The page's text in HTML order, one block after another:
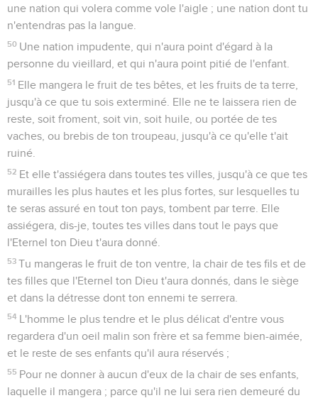
une nation qui volera comme vole l'aigle ; une nation dont tu
n'entendras pas la langue.
50 Une nation impudente, qui n'aura point d'égard à la
personne du vieillard, et qui n'aura point pitié de l'enfant.
51 Elle mangera le fruit de tes bêtes, et les fruits de ta terre,
jusqu'à ce que tu sois exterminé. Elle ne te laissera rien de
reste, soit froment, soit vin, soit huile, ou portée de tes
vaches, ou brebis de ton troupeau, jusqu'à ce qu'elle t'ait
ruiné.
52 Et elle t'assiégera dans toutes tes villes, jusqu'à ce que tes
murailles les plus hautes et les plus fortes, sur lesquelles tu
te seras assuré en tout ton pays, tombent par terre. Elle
assiégera, dis-je, toutes tes villes dans tout le pays que
l'Eternel ton Dieu t'aura donné.
53 Tu mangeras le fruit de ton ventre, la chair de tes fils et de
tes filles que l'Eternel ton Dieu t'aura donnés, dans le siège
et dans la détresse dont ton ennemi te serrera.
54 L'homme le plus tendre et le plus délicat d'entre vous
regardera d'un oeil malin son frère et sa femme bien-aimée,
et le reste de ses enfants qu'il aura réservés ;
55 Pour ne donner à aucun d'eux de la chair de ses enfants,
laquelle il mangera ; parce qu'il ne lui sera rien demeuré du